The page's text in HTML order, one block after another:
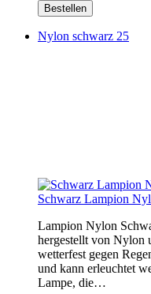
Bestellen
Nylon schwarz 25
Schwarz Lampion
Lampion Nylon
hergestellt von Nylon
wetterfest gegen
und kann erleuchtet
Lampe, die…